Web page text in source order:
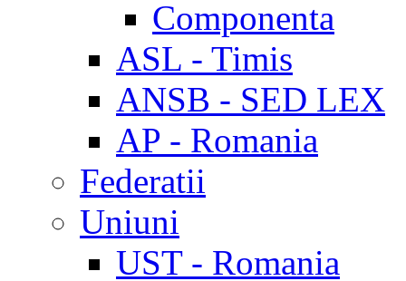
Componenta
ASL - Timis
ANSB - SED LEX
AP - Romania
Federatii
Uniuni
UST - Romania